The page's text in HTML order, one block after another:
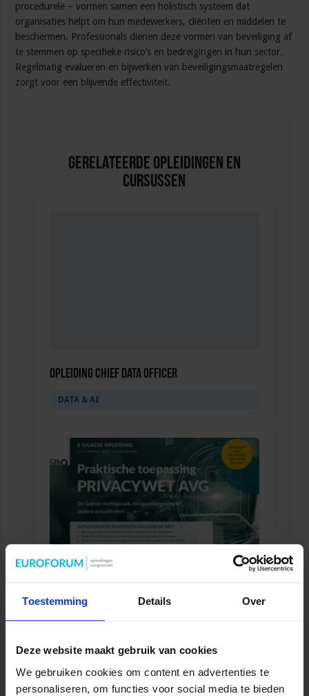
Toestemming Details Over
Deze website maakt gebruik van cookies
We gebruiken cookies om content en advertenties te
personaliseren, om functies voor social media te bieden
procedurele – vormen samen een holistisch systeem dat
organisaties helpt om hun medewerkers, cliënten en middelen te
beschermen. Professionals dienen deze vormen van beveiliging af
te stemmen op specifieke risico’s en bedreigingen in hun sector.
Regelmatig evalueren en bijwerken van beveiligingsmaatregelen
zorgt voor een blijvende effectiviteit.
Gerelateerde Opleidingen en
Cursussen
Opleiding Chief Data Officer
DATA & AI
Opleiding Praktische toepassing Privacywet